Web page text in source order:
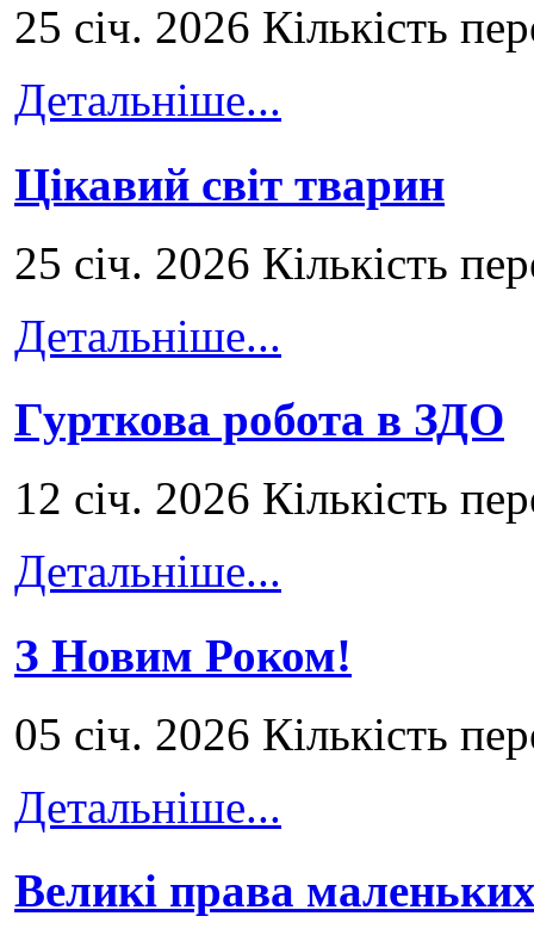
25 січ. 2026 Кількість
Детальніше...
Цікавий світ тварин
25 січ. 2026 Кількість
Детальніше...
Гурткова робота в ЗДО
12 січ. 2026 Кількість
Детальніше...
З Новим Роком!
05 січ. 2026 Кількість
Детальніше...
Великі права маленьких